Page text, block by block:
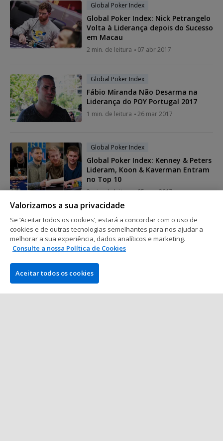
Global Poker Index
Global Poker Index: Nick Petrangelo
Volta à Liderança depois do Sucesso
em Macau
2 min. de leitura 07 abr 2017
Global Poker Index
Fábio Miranda Não Desarma na
Liderança do POY Portugal 2017
1 min. de leitura 26 mar 2017
Global Poker Index
Global Poker Index: Kenney & Peters
Lideram, Koon & Kaverman Entram
no Top 10
3 min. de leitura 05 mar 2017
Global Poker Index
Fábio Miranda Novo Líder no POY
Portugal 2017
Mostrar mais posts
Valorizamos a sua privacidade
Se ‘Aceitar todos os cookies’, estará a concordar com o uso de
cookies e de outras tecnologias semelhantes para nos ajudar a
melhorar a sua experiência, dados analíticos e marketing.
Consulte a nossa Política de Cookies
Aceitar todos os cookies